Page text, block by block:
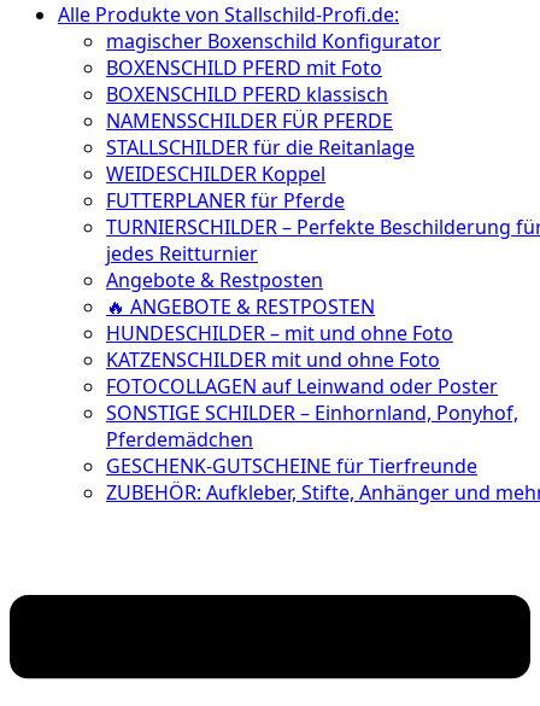
Alle Produkte von Stallschild-Profi.de:
magischer Boxenschild Konfigurator
BOXENSCHILD PFERD mit Foto
BOXENSCHILD PFERD klassisch
NAMENSSCHILDER FÜR PFERDE
STALLSCHILDER für die Reitanlage
WEIDESCHILDER Koppel
FUTTERPLANER für Pferde
TURNIERSCHILDER – Perfekte Beschilderung
jedes Reitturnier
Angebote & Restposten
🔥 ANGEBOTE & RESTPOSTEN
HUNDESCHILDER – mit und ohne Foto
KATZENSCHILDER mit und ohne Foto
FOTOCOLLAGEN auf Leinwand oder Poster
SONSTIGE SCHILDER – Einhornland, Ponyhof,
Pferdemädchen
GESCHENK-GUTSCHEINE für Tierfreunde
ZUBEHÖR: Aufkleber, Stifte, Anhänger und